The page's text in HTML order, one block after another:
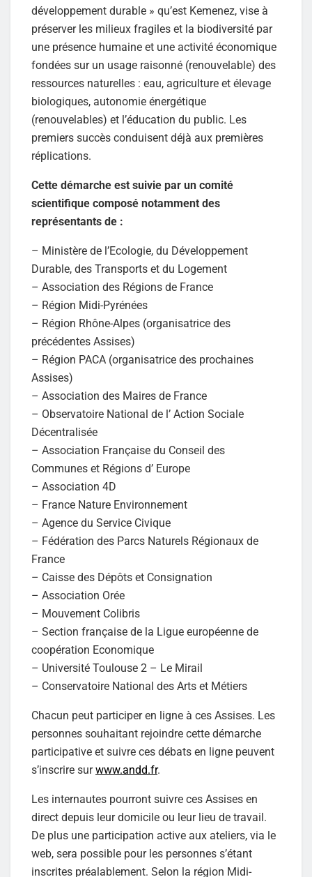
développement durable » qu’est Kemenez, vise à
préserver les milieux fragiles et la biodiversité par
une présence humaine et une activité économique
fondées sur un usage raisonné (renouvelable) des
ressources naturelles : eau, agriculture et élevage
biologiques, autonomie énergétique
(renouvelables) et l’éducation du public. Les
premiers succès conduisent déjà aux premières
réplications.
Cette démarche est suivie par un comité
scientifique composé notamment des
représentants de :
– Ministère de l’Ecologie, du Développement
Durable, des Transports et du Logement
– Association des Régions de France
– Région Midi-Pyrénées
– Région Rhône-Alpes (organisatrice des
précédentes Assises)
– Région PACA (organisatrice des prochaines
Assises)
– Association des Maires de France
– Observatoire National de l’ Action Sociale
Décentralisée
– Association Française du Conseil des
Communes et Régions d’ Europe
– Association 4D
– France Nature Environnement
– Agence du Service Civique
– Fédération des Parcs Naturels Régionaux de
France
– Caisse des Dépôts et Consignation
– Association Orée
– Mouvement Colibris
– Section française de la Ligue européenne de
coopération Economique
– Université Toulouse 2 – Le Mirail
– Conservatoire National des Arts et Métiers
Chacun peut participer en ligne à ces Assises. Les
personnes souhaitant rejoindre cette démarche
participative et suivre ces débats en ligne peuvent
s’inscrire surwww.andd.fr.
Les internautes pourront suivre ces Assises en
direct depuis leur domicile ou leur lieu de travail.
De plus une participation active aux ateliers, via le
web, sera possible pour les personnes s’étant
inscrites préalablement. Selon la région Midi-